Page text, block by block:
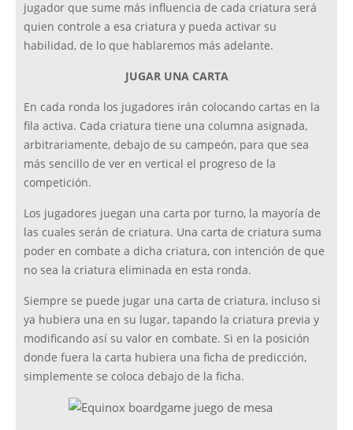
jugador que sume más influencia de cada criatura será
quien controle a esa criatura y pueda activar su
habilidad, de lo que hablaremos más adelante.
JUGAR UNA CARTA
En cada ronda los jugadores irán colocando cartas en la
fila activa. Cada criatura tiene una columna asignada,
arbitrariamente, debajo de su campeón, para que sea
más sencillo de ver en vertical el progreso de la
competición.
Los jugadores juegan una carta por turno, la mayoría de
las cuales serán de criatura. Una carta de criatura suma
poder en combate a dicha criatura, con intención de que
no sea la criatura eliminada en esta ronda.
Siempre se puede jugar una carta de criatura, incluso si
ya hubiera una en su lugar, tapando la criatura previa y
modificando así su valor en combate. Si en la posición
donde fuera la carta hubiera una ficha de predicción,
simplemente se coloca debajo de la ficha.